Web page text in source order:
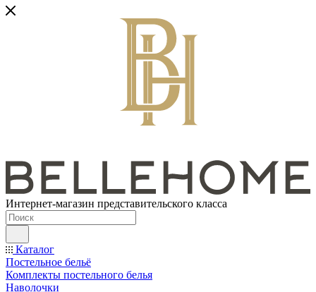
Интернет-магазин представительского класса
Каталог
Постельное бельё
Комплекты постельного белья
Наволочки